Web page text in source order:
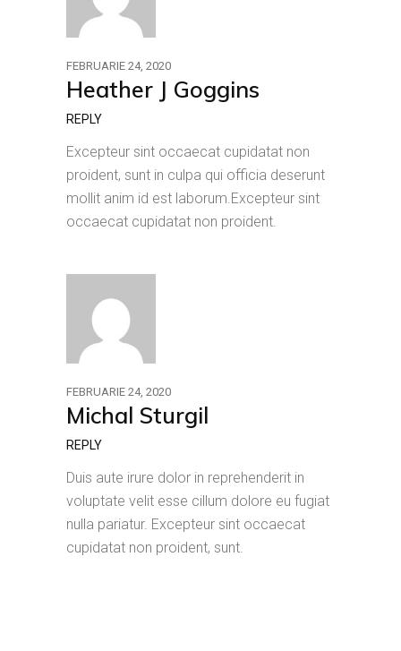
FEBRUARIE 24, 2020
Heather J Goggins
REPLY
Excepteur sint occaecat cupidatat non
proident, sunt in culpa qui officia deserunt
mollit anim id est laborum.Excepteur sint
occaecat cupidatat non proident.
FEBRUARIE 24, 2020
Michal Sturgil
REPLY
Duis aute irure dolor in reprehenderit in
voluptate velit esse cillum dolore eu fugiat
nulla pariatur. Excepteur sint occaecat
cupidatat non proident, sunt.